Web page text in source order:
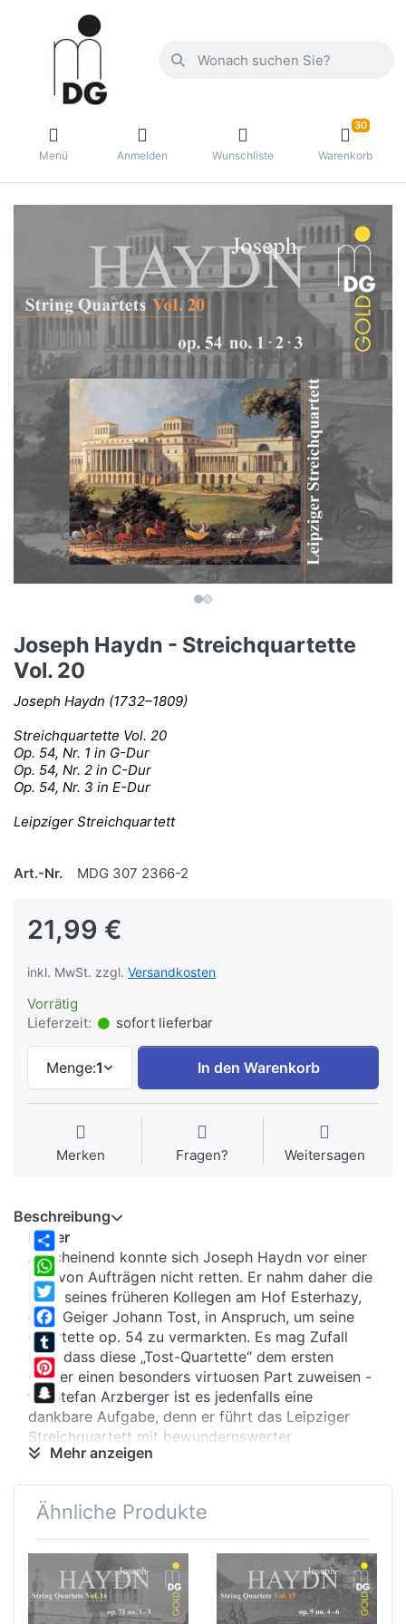
Menü Anmelden Wunschliste
30
Warenkorb
Joseph Haydn - Streichquartette
Vol. 20
Joseph Haydn (1732–1809)
Streichquartette Vol. 20
Op. 54, Nr. 1 in G-Dur
Op. 54, Nr. 2 in C-Dur
Op. 54, Nr. 3 in E-Dur
Leipziger Streichquartett
Art.-Nr. MDG 307 2366-2
21,99 €
inkl. MwSt. zzgl. Versandkosten
Vorrätig
Lieferzeit:
sofort lieferbar
Menge:1 In den Warenkorb
Merken Fragen? Weitersagen
Share
WhatsApp
Twitter
Facebook
Tumblr
Pinterest
Snapchat
Beschreibung
Erster
Anscheinend konnte sich Joseph Haydn vor einer
Flut von Aufträgen nicht retten. Er nahm daher die
Hilfe seines früheren Kollegen am Hof Esterhazy,
dem Geiger Johann Tost, in Anspruch, um seine
Quartette op. 54 zu vermarkten. Es mag Zufall
sein, dass diese „Tost-Quartette“ dem ersten
Geiger einen besonders virtuosen Part zuweisen -
für Stefan Arzberger ist es jedenfalls eine
dankbare Aufgabe, denn er führt das Leipziger
Streichquartett mit bewundernswerter
Souveränität zu einer fesselnden Interpretation.
Früher
Der konzertante Charakter der drei Quartette ist
zeitgenössische Kommentare dies seinerzeit
vermuten ließen. Vielmehr weist die Musik weit
nach vorn - imLargo cantabiledes E-Dur-
Quartetts ist der mittlere Beethoven nicht weit
Mehr anzeigen
Ähnliche Produkte